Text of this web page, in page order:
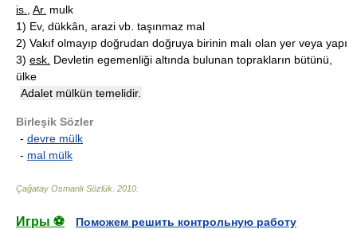
is.
Ar. mulk
1) Ev, dükkân, arazi vb. taşınmaz mal
2) Vakıf olmayıp doğrudan doğruya birinin malı olan yer veya yapı
3) esk. Devletin egemenliği altında bulunan toprakların bütünü,
ülke
Adalet mülkün temelidir.
Birleşik Sözler
- devre mülk
- mal mülk
Çağatay Osmanlı Sözlük 2010
Игры ⚽
Поможем решить контрольную работу